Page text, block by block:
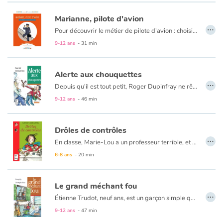
Marianne, pilote d'avion
Pour découvrir le métier de pilote d'avion : choisissez d'abord votre héros, Thomas ou Marianne. Suivez ses pas tout au long de sa journée de travail, comme si vous y étiez. Ajoutez des rubriques documentaires pour tout savoir sur le mur du son, les exploits de Charles Lindbergh, l'alphabet aéronautique et d’autres trésors. Complétez l'aventure avec le blog compagnon !
9-12 ans - 31 min
…
Alerte aux chouquettes
Depuis qu'il est tout petit, Roger Dupinfray ne rêve que de croissants, de chouquettes et d'éclairs au chocolat... Aucun doute possible sur sa vocation : il sera boulanger pâtissier. Après des débuts plus que prometteurs comme apprenti chez Patissard, le meilleur boulanger de la ville, Roger décide de voler de ses propres ailes et ouvre sa boutique : Au croissant de lune. Le succès ne se fait pas attendre, et toute la ville accourt. Mais un jour, madame Plück affirme que les chouquettes de Roger sont ensorcelées.. La preuve ? Son fils Billy est affublé d'un terrible et durable hoquet.
9-12 ans - 46 min
…
Drôles de contrôles
En classe, Marie-Lou a un professeur terrible, et un problème encore plus terrible : la cancrerie aiguë de naissance. Bref, elle est dernière en tout. Et voilà que ses parents la menacent : si elle n'a pas la moyenne aux contrôles du troisième trimestre, elle ne partira pas en vacances ! Heureusement, Marie-Lou ne manque pas d'imagination pour se sortir de ce mauvais pas...
6-8 ans - 20 min
…
Le grand méchant fou
Étienne Trudot, neuf ans, est un garçon simple qui ne cherche pas d'histoires. Lou Duclou, cherche toujours à tout comprendre : que fait ce grand zigoto qui marche sur les mains sur le toit en face de l'école ? Lou a décidé d’enquêter : une vraie enquête avec filature et prise de risques. Et Etienne Trudot s'y voit entraîné, contre son gré : finie la tranquillité ! Car le grand zigoto en question est de plus en plus inquiétant. Il a même l'air carrément fou...
9-12 ans - 47 min
…